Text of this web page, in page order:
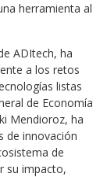
herramienta al
ADItech, ha
a los retos
listas
de Economía
Mendioroz, ha
de innovación
de
su impacto,